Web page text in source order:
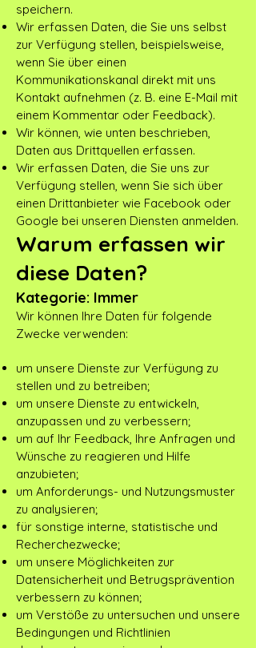
speichern.
Wir erfassen Daten, die Sie uns selbst
zur Verfügung stellen, beispielsweise,
wenn Sie über einen
Kommunikationskanal direkt mit uns
Kontakt aufnehmen (z. B. eine E-Mail mit
einem Kommentar oder Feedback).
Wir können, wie unten beschrieben,
Daten aus Drittquellen erfassen.
Wir erfassen Daten, die Sie uns zur
Verfügung stellen, wenn Sie sich über
einen Drittanbieter wie Facebook oder
Google bei unseren Diensten anmelden.
Warum erfassen wir
diese Daten?
Kategorie: Immer
Wir können Ihre Daten für folgende
Zwecke verwenden:
um unsere Dienste zur Verfügung zu
stellen und zu betreiben;
um unsere Dienste zu entwickeln,
anzupassen und zu verbessern;
um auf Ihr Feedback, Ihre Anfragen und
Wünsche zu reagieren und Hilfe
anzubieten;
um Anforderungs- und Nutzungsmuster
zu analysieren;
für sonstige interne, statistische und
Recherchezwecke;
um unsere Möglichkeiten zur
Datensicherheit und Betrugsprävention
verbessern zu können;
um Verstöße zu untersuchen und unsere
Bedingungen und Richtlinien